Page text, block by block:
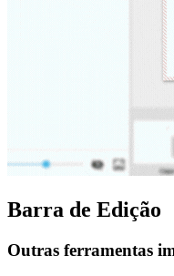
Barra de Edição
Outras ferramentas